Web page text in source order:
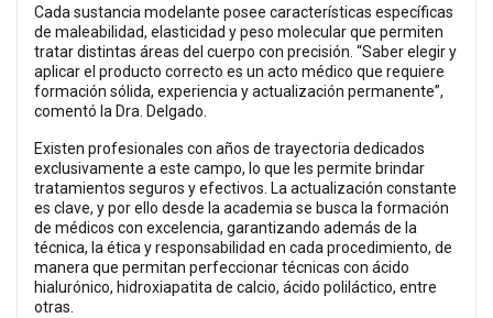
Cada sustancia modelante posee características específicas
de maleabilidad, elasticidad y peso molecular que permiten
tratar distintas áreas del cuerpo con precisión. “Saber elegir y
aplicar el producto correcto es un acto médico que requiere
formación sólida, experiencia y actualización permanente”,
comentó la Dra. Delgado.
Existen profesionales con años de trayectoria dedicados
exclusivamente a este campo, lo que les permite brindar
tratamientos seguros y efectivos. La actualización constante
es clave, y por ello desde la academia se busca la formación
de médicos con excelencia, garantizando además de la
técnica, la ética y responsabilidad en cada procedimiento, de
manera que permitan perfeccionar técnicas con ácido
hialurónico, hidroxiapatita de calcio, ácido poliláctico, entre
otras.